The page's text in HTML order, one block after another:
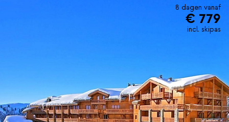
8 dagen vanaf
€ 779
incl. skipas